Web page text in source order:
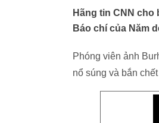
Hãng tin CNN
Báo chí của Năm
Phóng viên ảnh
nổ súng và bắn